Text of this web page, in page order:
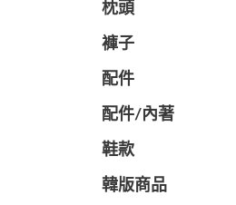
枕頭
褲子
配件
配件/內著
鞋款
韓版商品